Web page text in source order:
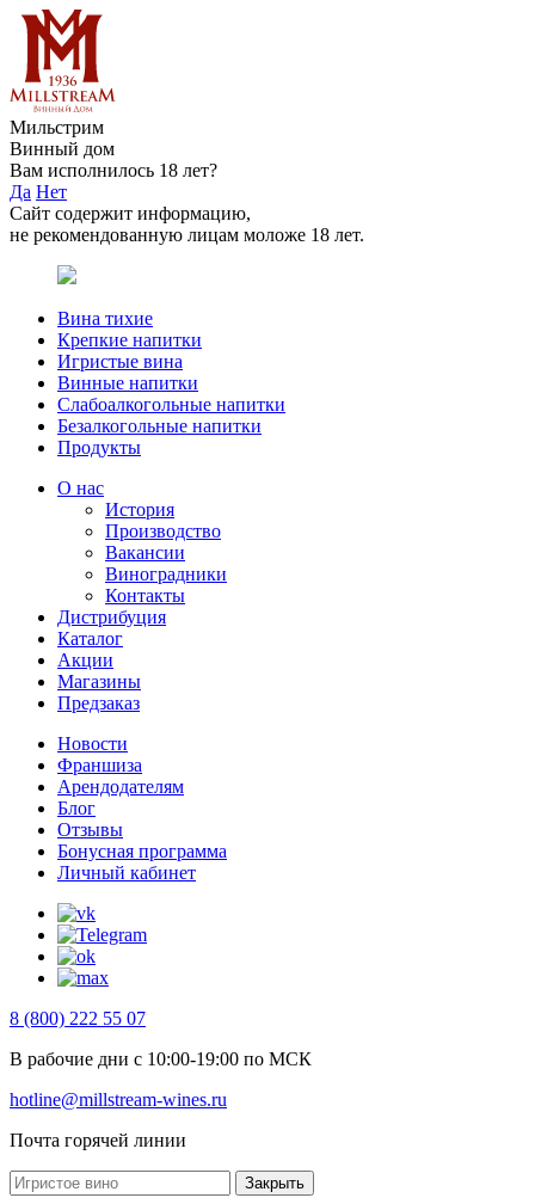
Мильстрим
Винный дом
Вам исполнилось 18 лет?
Да Нет
Сайт содержит информацию,
не рекомендованную лицам моложе 18 лет.
Вина тихие
Крепкие напитки
Игристые вина
Винные напитки
Слабоалкогольные напитки
Безалкогольные напитки
Продукты
О нас
История
Производство
Вакансии
Виноградники
Контакты
Дистрибуция
Каталог
Акции
Магазины
Предзаказ
Новости
Франшиза
Арендодателям
Блог
Отзывы
Бонусная программа
Личный кабинет
8 (800) 222 55 07
В рабочие дни с 10:00-19:00 по МСК
hotline@millstream-wines.ru
Почта горячей линии
Закрыть